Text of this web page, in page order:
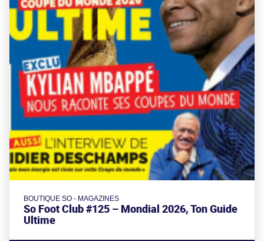
BOUTIQUE SO - MAGAZINES
So Foot Club #125 – Mondial 2026, Ton Guide
Ultime